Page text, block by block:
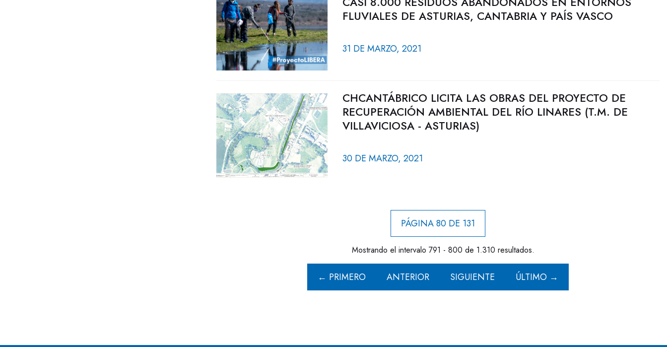
FLUVIALES DE ASTURIAS, CANTABRIA Y PAÍS VASCO
31 DE MARZO, 2021
CHCANTÁBRICO LICITA LAS OBRAS DEL PROYECTO DE
RECUPERACIÓN AMBIENTAL DEL RÍO LINARES (T.M. DE
VILLAVICIOSA - ASTURIAS)
30 DE MARZO, 2021
PÁGINA 80 DE 131
Mostrando el intervalo 791 - 800 de 1.310 resultados.
← PRIMERO ANTERIOR SIGUIENTE ÚLTIMO →